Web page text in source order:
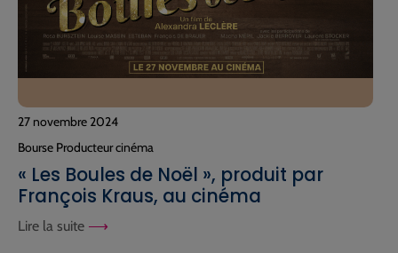
27 novembre 2024
Bourse Producteur cinéma
« Les Boules de Noël », produit par
François Kraus, au cinéma
Lire la suite